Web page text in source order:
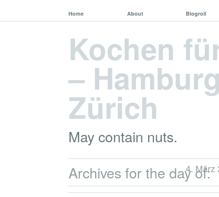
Home About Blogroll
Kochen
–
Zürich
May contain nuts.
Archives for the day of:
4. März